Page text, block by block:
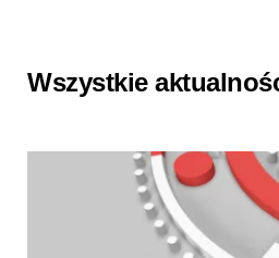
Wszystkie